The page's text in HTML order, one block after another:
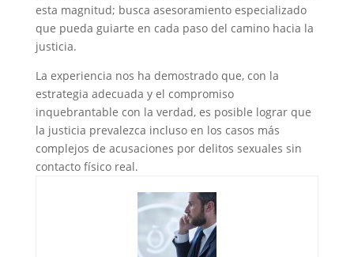
esta magnitud; busca asesoramiento especializado
que pueda guiarte en cada paso del camino hacia la
justicia.
La experiencia nos ha demostrado que, con la
estrategia adecuada y el compromiso
inquebrantable con la verdad, es posible lograr que
la justicia prevalezca incluso en los casos más
complejos de acusaciones por delitos sexuales sin
contacto físico real.